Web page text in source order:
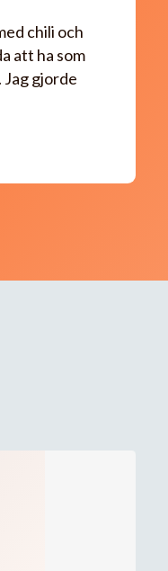
chili och
att ha som
Jag gjorde